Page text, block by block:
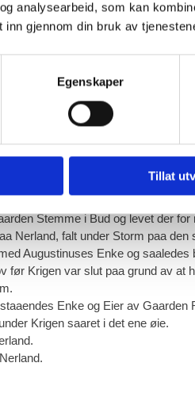
analysearbeid, som kan
gjennom din bruk av
Egenskaper
Tillat
2 .Guttorm Øverlien. Eier av
3.Ola Sannes. Født paa
Knut Lange. Sistnevnte var i
Han var med at bære Kaptein
Blaaberghaug. Saaredes i foten og
Stemme i Bud og levet der for
Nerland, falt under Storm paa den
Augustinuses Enke og
før Krigen var slut paa grund av
Enke og Eier av Gaarden
Krigen saaret i det ene øie.